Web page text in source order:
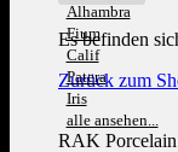
Es befinden
Zurück zum
Alhambra
Fium
Calif
Patera
Iris
alle ansehen...
RAK Porcelain